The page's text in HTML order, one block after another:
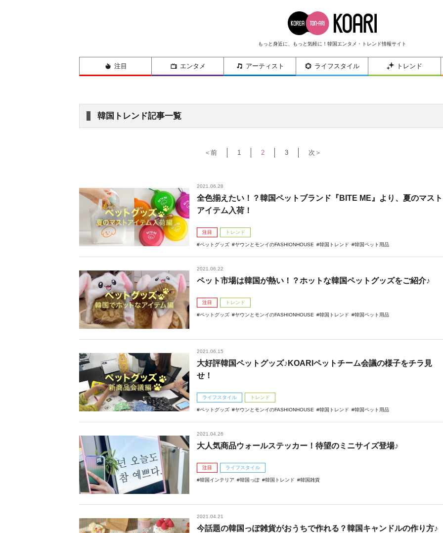
もっと身近に、もっと気軽に！韓国エンタメ・トレンド情報サイト
注目 エンタメ アーティスト ライフスタイル トレンド
韓国トレンド記事一覧
＜前 1 2 3 次＞
2021.06.28
全色揃えたい！？韓国ペットブランド『BITE ME』より、夏のマスト
アイテム入荷！
注目 トレンド
ペットグッズ ヤウンとモンイのFASHIONHOUSE 韓国トレンド 韓国ペット用品
2021.06.22
ペット市場は韓国が熱い！？ホットな韓国ペットグッズをご紹介♪
注目 トレンド
ペットグッズ ヤウンとモンイのFASHIONHOUSE 韓国トレンド 韓国ペット用品
2021.06.15
大好評韓国ペットグッズ♪KOARIペットチーム会議の様子をチラ見
せ！
ライフスタイル トレンド
ペットグッズ ヤウンとモンイのFASHIONHOUSE 韓国トレンド 韓国ペット用品
2021.04.26
大人気商品ウォールステッカー！待望のミニサイズ登場♪
注目 ライフスタイル
韓国インテリア 韓国っぽ 韓国トレンド 韓国雑貨
2021.04.21
今話題の韓国っぽ雑貨がおうちで作れる？韓国キャンドルの作り方♪